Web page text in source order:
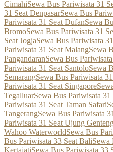
CimahiSewa Bus Pariwisata 31
31 Seat DenpasarSewa Bus
Pariwisata 31 Seat DufanSewa
BromoSewa Bus Pariwisata 31
Seat JogjaSewa Bus Pariwisata
Pariwisata 31 Seat MalangSewa
PangandaranSewa Bus
Pariwisata 31 Seat SantoloSewa
SemarangSewa Bus Pariwisata
Pariwisata 31 Seat Singapore
TegalluarSewa Bus Pariwisata 31
Pariwisata 31 Seat Taman Safari
TangerangSewa Bus Pariwisata
Pariwisata 31 Seat Ujung
Wahoo WaterworldSewa Bus
Bus Pariwisata 33 Seat BaliSewa